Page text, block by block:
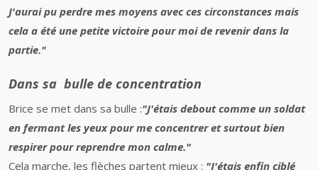
J'aurai pu perdre mes moyens avec ces circonstances mais
cela a été une petite victoire pour moi de revenir dans la
partie."
Dans sa bulle de concentration
Brice se met dans sa bulle :"J'étais debout comme un soldat
en fermant les yeux pour me concentrer et surtout bien
respirer pour reprendre mon calme."
Cela marche, les flèches partent mieux : "J'étais enfin ciblé